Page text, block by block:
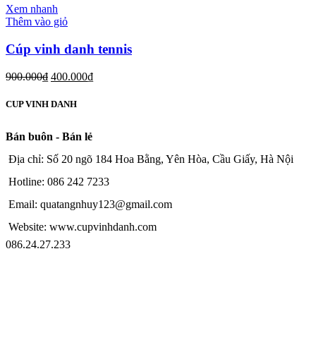
Xem nhanh
Thêm vào giỏ
Cúp vinh danh tennis
900.000₫ 400.000₫
CUP VINH DANH
Bán buôn - Bán lẻ
Địa chỉ: Số 20 ngõ 184 Hoa Bằng, Yên Hòa, Cầu Giấy, Hà Nội
Hotline: 086 242 7233
Email: quatangnhuy123@gmail.com
Website: www.cupvinhdanh.com
086.24.27.233